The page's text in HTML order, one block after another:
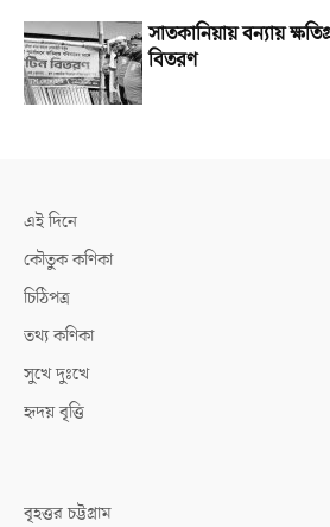
সাতকানিয়ায় বন্যায়
বিতরণ
এই দিনে
কৌতুক কণিকা
চিঠিপত্র
তথ্য কণিকা
সুখে দুঃখে
হৃদয় বৃত্তি
বৃহত্তর চট্টগ্রাম